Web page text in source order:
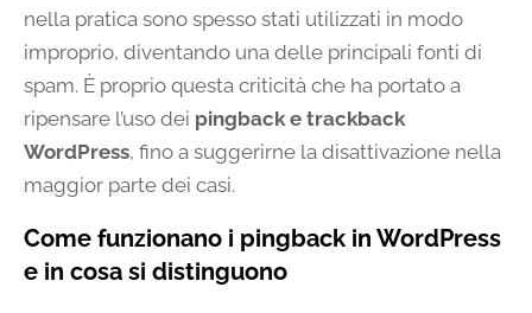
nella pratica sono spesso stati utilizzati in modo
improprio, diventando una delle principali fonti di
spam. È proprio questa criticità che ha portato a
ripensare l’uso dei pingback e trackback
WordPress, fino a suggerirne la disattivazione nella
maggior parte dei casi.
Come funzionano i pingback in WordPress
e in cosa si distinguono